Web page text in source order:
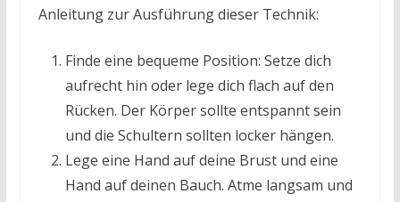
Anleitung zur Ausführung dieser Technik:
Finde eine bequeme Position: Setze dich
aufrecht hin oder lege dich flach auf den
Rücken. Der Körper sollte entspannt sein
und die Schultern sollten locker hängen.
Lege eine Hand auf deine Brust und eine
Hand auf deinen Bauch. Atme langsam und